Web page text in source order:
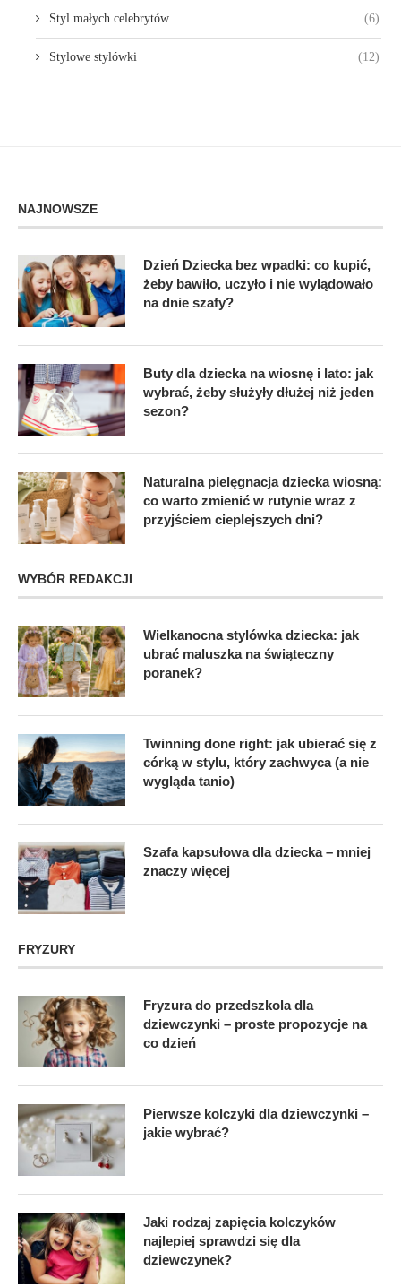
Styl małych celebrytów (6)
Stylowe stylówki (12)
NAJNOWSZE
Dzień Dziecka bez wpadki: co kupić,
żeby bawiło, uczyło i nie wylądowało
na dnie szafy?
Buty dla dziecka na wiosnę i lato: jak
wybrać, żeby służyły dłużej niż jeden
sezon?
Naturalna pielęgnacja dziecka wiosną:
co warto zmienić w rutynie wraz z
przyjściem cieplejszych dni?
WYBÓR REDAKCJI
Wielkanocna stylówka dziecka: jak
ubrać maluszka na świąteczny
poranek?
Twinning done right: jak ubierać się z
córką w stylu, który zachwyca (a nie
wygląda tanio)
Szafa kapsułowa dla dziecka – mniej
znaczy więcej
FRYZURY
Fryzura do przedszkola dla
dziewczynki – proste propozycje na
co dzień
Pierwsze kolczyki dla dziewczynki –
jakie wybrać?
Jaki rodzaj zapięcia kolczyków
najlepiej sprawdzi się dla
dziewczynek?